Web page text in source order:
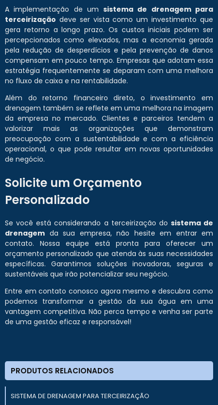
A implementação de umsistema de drenagem para
terceirização deve ser vista como um investimento que
gera retorno a longo prazo. Os custos iniciais podem ser
percepcionados como elevados, mas a economia gerada
pela redução de desperdícios e pela prevenção de danos
compensam em pouco tempo. Empresas que adotam essa
estratégia frequentemente se deparam com uma melhora
no fluxo de caixa e na rentabilidade.
Além do retorno financeiro direto, o investimento em
drenagem também se reflete em uma melhora na imagem
da empresa no mercado. Clientes e parceiros tendem a
valorizar mais as organizações que demonstram
preocupação com a sustentabilidade e com a eficiência
operacional, o que pode resultar em novas oportunidades
de negócio.
Solicite um Orçamento
Personalizado
Se você está considerando a terceirização do sistema de
drenagem da sua empresa, não hesite em entrar em
contato. Nossa equipe está pronta para oferecer um
orçamento personalizado que atenda às suas necessidades
específicas. Garantimos soluções inovadoras, seguras e
sustentáveis que irão potencializar seu negócio.
Entre em contato conosco agora mesmo e descubra como
podemos transformar a gestão da sua água em uma
vantagem competitiva. Não perca tempo e venha ser parte
de uma gestão eficaz e responsável!
PRODUTOS RELACIONADOS
SISTEMA DE DRENAGEM PARA TERCEIRIZAÇÃO